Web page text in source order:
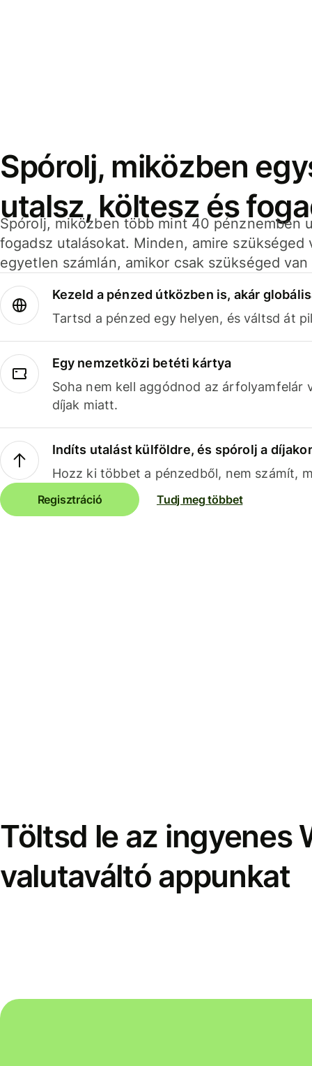
Spórolj, miközben
utalsz, költesz és
Spórolj, miközben több mint 40 pénznemben
fogadsz utalásokat. Minden, amire szükséged
egyetlen számlán, amikor csak szükséged van
Kezeld a pénzed útközben is, akár
Tartsd a pénzed egy helyen, és váltsd át
Egy nemzetközi betéti kártya
Soha nem kell aggódnod az árfolyamfelár
díjak miatt.
Indíts utalást külföldre, és spórolj a
Hozz ki többet a pénzedből, nem számít,
Regisztráció Tudj meg többet
Töltsd le az ingyenes
valutaváltó appunkat